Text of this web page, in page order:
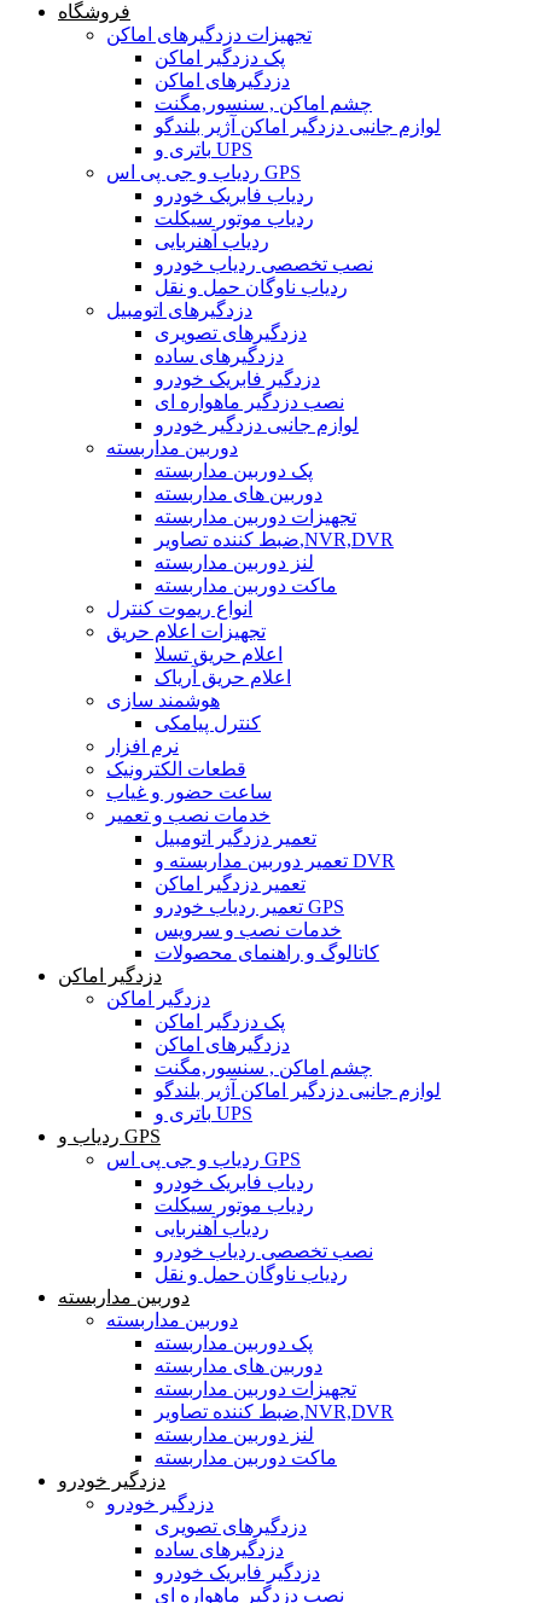
فروشگاه
تجهیزات دزدگیرهای اماکن
پک دزدگیر اماکن
دزدگیرهای اماکن
چشم اماکن , سنسور,مگنت
لوازم جانبی دزدگیر اماکن آژیر بلندگو
باتری و UPS
ردیاب و جی پی اس GPS
ردیاب فابریک خودرو
ردیاب موتور سیکلت
ردیاب آهنربایی
نصب تخصصی ردیاب خودرو
ردیاب ناوگان حمل و نقل
دزدگیرهای اتومبیل
دزدگیرهای تصویری
دزدگیرهای ساده
دزدگیر فابریک خودرو
نصب دزدگیر ماهواره ای
لوازم جانبی دزدگیر خودرو
دوربین مداربسته
پک دوربین مداربسته
دوربین های مداربسته
تجهیزات دوربین مداربسته
ضبط کننده تصاویر,NVR,DVR
لنز دوربین مداربسته
ماکت دوربین مداربسته
انواع ریموت کنترل
تجهیزات اعلام حریق
اعلام حریق تسلا
اعلام حریق آریاک
هوشمند سازی
کنترل پیامکی
نرم افزار
قطعات الکترونیک
ساعت حضور و غیاب
خدمات نصب و تعمیر
تعمیر دزدگیر اتومبیل
تعمیر دوربین مداربسته و DVR
تعمیر دزدگیر اماکن
تعمیر ردیاب خودرو GPS
خدمات نصب و سرویس
کاتالوگ و راهنمای محصولات
دزدگیر اماکن
دزدگیر اماکن
پک دزدگیر اماکن
دزدگیرهای اماکن
چشم اماکن , سنسور,مگنت
لوازم جانبی دزدگیر اماکن آژیر بلندگو
باتری و UPS
ردیاب و GPS
ردیاب و جی پی اس GPS
ردیاب فابریک خودرو
ردیاب موتور سیکلت
ردیاب آهنربایی
نصب تخصصی ردیاب خودرو
ردیاب ناوگان حمل و نقل
دوربین مداربسته
دوربین مداربسته
پک دوربین مداربسته
دوربین های مداربسته
تجهیزات دوربین مداربسته
ضبط کننده تصاویر,NVR,DVR
لنز دوربین مداربسته
ماکت دوربین مداربسته
دزدگیر خودرو
دزدگیر خودرو
دزدگیرهای تصویری
دزدگیرهای ساده
دزدگیر فابریک خودرو
نصب دزدگیر ماهواره ای